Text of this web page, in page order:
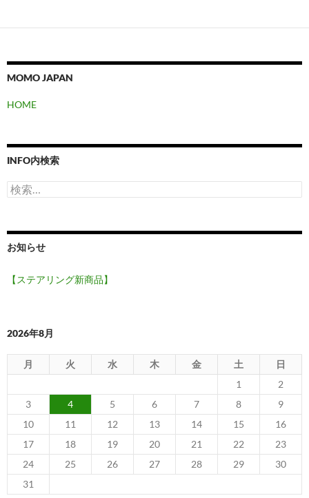
MOMO JAPAN
HOME
INFO内検索
検
索:
お知らせ
【ステアリング新商品】
2026年8月
月 火 水 木 金 土
日
1
2
3
4 5 6 7 8
9
10
11 12 13 14 15
16
17
18 19 20 21 22
23
24
25 26 27 28 29
30
31